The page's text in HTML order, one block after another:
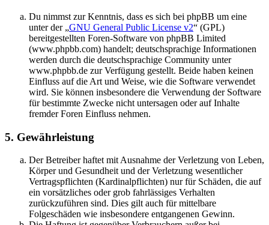
Du nimmst zur Kenntnis, dass es sich bei phpBB um eine
unter der „GNU General Public License v2“ (GPL)
bereitgestellten Foren-Software von phpBB Limited
(www.phpbb.com) handelt; deutschsprachige Informationen
werden durch die deutschsprachige Community unter
www.phpbb.de zur Verfügung gestellt. Beide haben keinen
Einfluss auf die Art und Weise, wie die Software verwendet
wird. Sie können insbesondere die Verwendung der Software
für bestimmte Zwecke nicht untersagen oder auf Inhalte
fremder Foren Einfluss nehmen.
5. Gewährleistung
Der Betreiber haftet mit Ausnahme der Verletzung von Leben,
Körper und Gesundheit und der Verletzung wesentlicher
Vertragspflichten (Kardinalpflichten) nur für Schäden, die auf
ein vorsätzliches oder grob fahrlässiges Verhalten
zurückzuführen sind. Dies gilt auch für mittelbare
Folgeschäden wie insbesondere entgangenen Gewinn.